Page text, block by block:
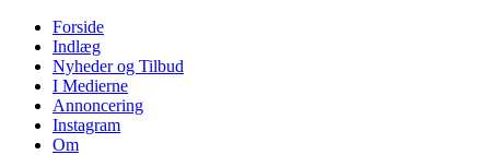
Forside
Indlæg
Nyheder og Tilbud
I Medierne
Annoncering
Instagram
Om